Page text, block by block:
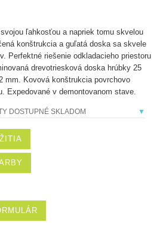
ľahkosťou a napriek tomu skvelou
konštrukcia a guľatá doska sa skvele
Perfektné riešenie odkladacieho priestoru
drevotriesková doska hrúbky 25
mm. Kovová konštrukcia povrchovo
Expedované v demontovanom stave.
DOSTUPNÉ SKLADOM